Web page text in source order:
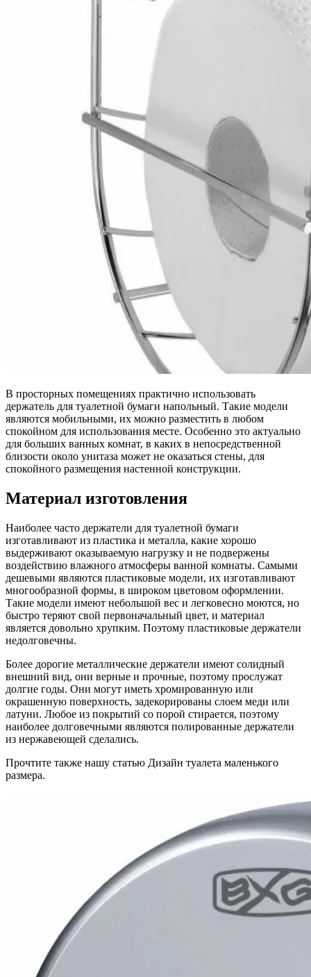
В просторных помещениях практично использовать
держатель для туалетной бумаги напольный. Такие модели
являются мобильными, их можно разместить в любом
спокойном для использования месте. Особенно это актуально
для больших ванных комнат, в каких в непосредственной
близости около унитаза может не оказаться стены, для
спокойного размещения настенной конструкции.
Материал изготовления
Наиболее часто держатели для туалетной бумаги
изготавливают из пластика и металла, какие хорошо
выдерживают оказываемую нагрузку и не подвержены
воздействию влажного атмосферы ванной комнаты. Самыми
дешевыми являются пластиковые модели, их изготавливают
многообразной формы, в широком цветовом оформлении.
Такие модели имеют небольшой вес и легковесно моются, но
быстро теряют свой первоначальный цвет, и материал
является довольно хрупким. Поэтому пластиковые держатели
недолговечны.
Более дорогие металлические держатели имеют солидный
внешний вид, они верные и прочные, поэтому прослужат
долгие годы. Они могут иметь хромированную или
окрашенную поверхность, задекорированы слоем меди или
латуни. Любое из покрытий со порой стирается, поэтому
наиболее долговечными являются полированные держатели
из нержавеющей сделались.
Прочтите также нашу статью Дизайн туалета маленького
размера.